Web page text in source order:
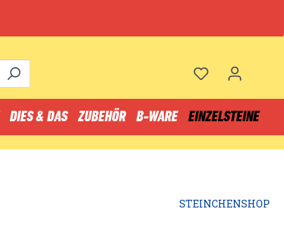
DIES & DAS ZUBEHÖR B-WARE EINZELSTEINE
STEINCHENSHOP